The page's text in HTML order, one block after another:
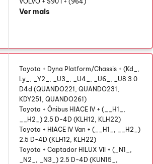
Ver mais
Toyota + Dyna Platform/Chassis + (Kd_,
Ly_, _Y2_, _U3_, _U4_, _U6_, _U8 3.0
D4d (QUANDO221, QUANDO231,
KDY251, QUANDO261)
Toyota + Ônibus HIACE IV + (__H1_,
__H2_) 2.5 D-4D (KLH12, KLH22)
Toyota + HIACE IV Van + (__H1_, __H2_)
2.5 D-4D (KLH12, KLH22)
Toyota + Captador HILUX VII + (_N1_,
_N2_, _N3_) 2.5 D-4D (KUN15_,